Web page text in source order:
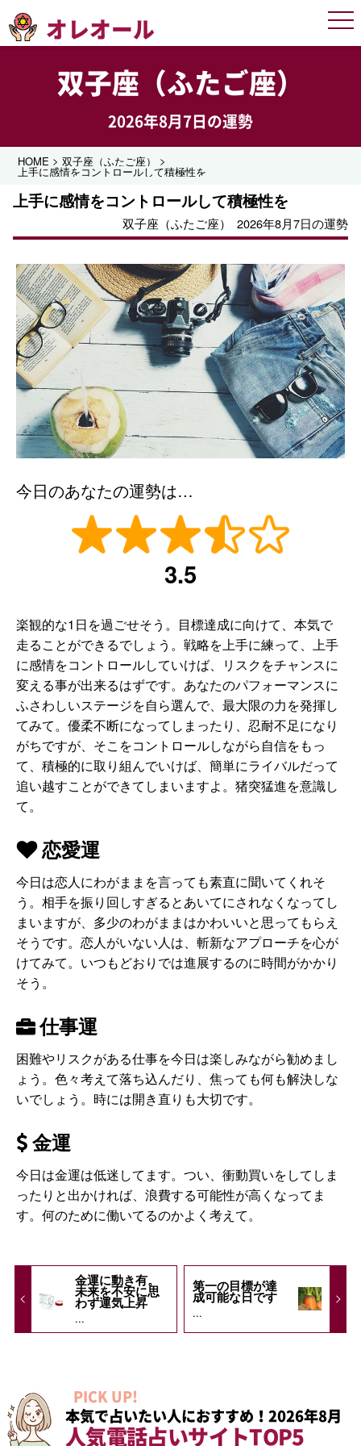
オレオール
双子座（ふたご座）
2026年8月7日の運勢
HOME >双子座（ふたご座） >
上手に感情をコントロールして積極性を
上手に感情をコントロールして積極性を
双子座（ふたご座） 2026年8月7日の運勢
今日のあなたの運勢は…
3.5
楽観的な1日を過ごせそう。目標達成に向けて、本気で
走ることができるでしょう。戦略を上手に練って、上手
に感情をコントロールしていけば、リスクをチャンスに
変える事が出来るはずです。あなたのパフォーマンスに
ふさわしいステージを自ら選んで、最大限の力を発揮し
てみて。優柔不断になってしまったり、忍耐不足になり
がちですが、そこをコントロールしながら自信をもっ
て、積極的に取り組んでいけば、簡単にライバルだって
追い越すことができてしまいますよ。猪突猛進を意識し
て。
恋愛運
今日は恋人にわがままを言っても素直に聞いてくれそ
う。相手を振り回しすぎるとあいてにされなくなってし
まいますが、多少のわがままはかわいいと思ってもらえ
そうです。恋人がいない人は、斬新なアプローチを心が
けてみて。いつもどおりでは進展するのに時間がかかり
そう。
仕事運
困難やリスクがある仕事を今日は楽しみながら勧めまし
ょう。色々考えて落ち込んだり、焦っても何も解決しな
いでしょう。時には開き直りも大切です。
金運
今日は金運は低迷してます。つい、衝動買いをしてしま
ったりと出かければ、浪費する可能性が高くなってま
す。何のために働いてるのかよく考えて。
金運に動き有。
未来を不安に思
わず運気上昇
...
第一の目標が達
成可能な日です
...
PICK UP!
本気で占いたい人におすすめ！2026年8月
人気電話占いサイトTOP5